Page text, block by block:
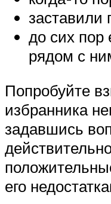
заставили
до сих
рядом с
Попробуйте
избранника
задавшись
его